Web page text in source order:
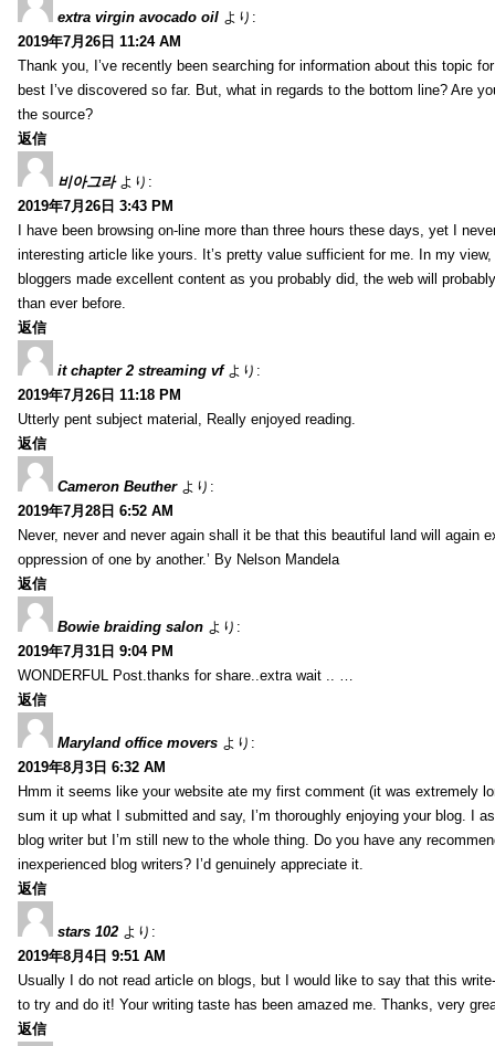
extra virgin avocado oil より:
2019年7月26日 11:24 AM
Thank you, I’ve recently been searching for information about this topic
best I’ve discovered so far. But, what in regards to the bottom line? Are
the source?
返信
비아그라 より:
2019年7月26日 3:43 PM
I have been browsing on-line more than three hours these days, yet I
interesting article like yours. It’s pretty value sufficient for me. In my
bloggers made excellent content as you probably did, the web will
than ever before.
返信
it chapter 2 streaming vf より:
2019年7月26日 11:18 PM
Utterly pent subject material, Really enjoyed reading.
返信
Cameron Beuther より:
2019年7月28日 6:52 AM
Never, never and never again shall it be that this beautiful land will again
oppression of one by another.’ By Nelson Mandela
返信
Bowie braiding salon より:
2019年7月31日 9:04 PM
WONDERFUL Post.thanks for share..extra wait .. …
返信
Maryland office movers より:
2019年8月3日 6:32 AM
Hmm it seems like your website ate my first comment (it was extremely
sum it up what I submitted and say, I’m thoroughly enjoying your blog. I
blog writer but I’m still new to the whole thing. Do you have any
inexperienced blog writers? I’d genuinely appreciate it.
返信
stars 102 より:
2019年8月4日 9:51 AM
Usually I do not read article on blogs, but I would like to say that this
to try and do it! Your writing taste has been amazed me. Thanks, very
返信